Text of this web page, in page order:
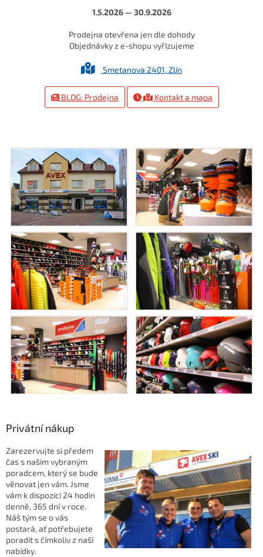
1.5.2026 — 30.9.2026
Prodejna otevřena jen dle dohody
Objednávky z e-shopu vyřizujeme
Smetanova 2401, Zlín
BLOG: Prodejna Kontakt a mapa
Privátní nákup
Zarezervujte si předem
čas s našim vybraným
poradcem, který se bude
věnovat jen vám. Jsme
vám k dispozici 24 hodin
denně, 365 dní v roce.
Náš tým se o vás
postará, ať potřebujete
poradit s čímkoliv z naší
nabídky.